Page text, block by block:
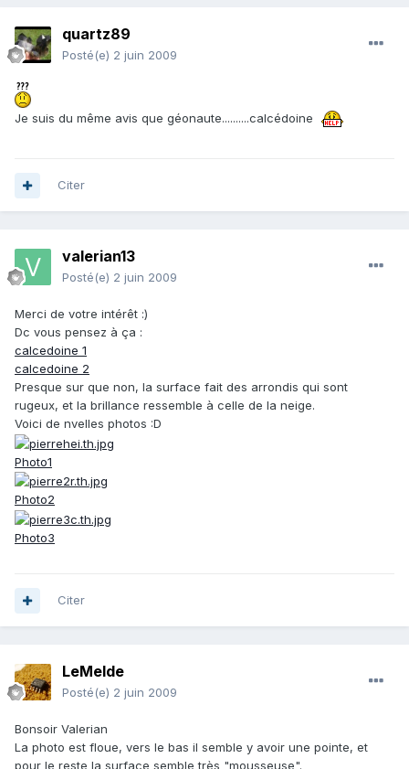
quartz89
Posté(e) 2 juin 2009
Je suis du même avis que géonaute..........calcédoine
Citer
valerian13
Posté(e) 2 juin 2009
Merci de votre intérêt :)
Dc vous pensez à ça :
calcedoine 1
calcedoine 2
Presque sur que non, la surface fait des arrondis qui sont
rugeux, et la brillance ressemble à celle de la neige.
Voici de nvelles photos :D
Photo1
Photo2
Photo3
Citer
LeMelde
Posté(e) 2 juin 2009
Bonsoir Valerian
La photo est floue, vers le bas il semble y avoir une pointe, et
pour le reste la surface semble très "mousseuse".